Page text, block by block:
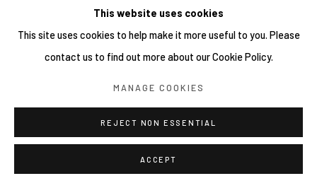
This website uses cookies
This site uses cookies to help make it more useful to you. Please
contact us to find out more about our Cookie Policy.
MANAGE COOKIES
REJECT NON ESSENTIAL
ACCEPT